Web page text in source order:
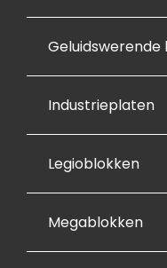
Industrieplaten
Legioblokken
Megablokken